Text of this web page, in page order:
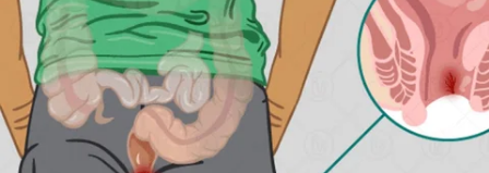
com o objetivo de voltar mais forte nas próximas
oportunidades defendendo a Seleção Brasileira.